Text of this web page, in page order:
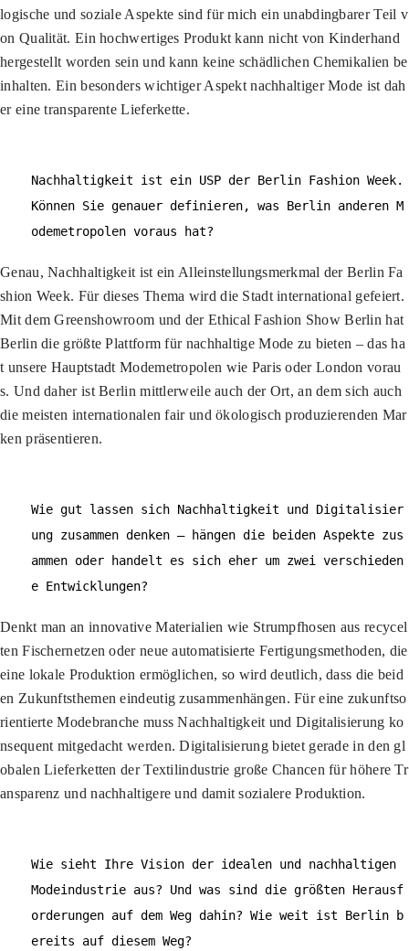
logische und soziale Aspekte sind für mich ein unabdingbarer Teil v
on Qualität. Ein hochwertiges Produkt kann nicht von Kinderhand
hergestellt worden sein und kann keine schädlichen Chemikalien be
inhalten. Ein besonders wichtiger Aspekt nachhaltiger Mode ist dah
er eine transparente Lieferkette.
Nachhaltigkeit ist ein USP der Berlin Fashion Week.
Können Sie genauer definieren, was Berlin anderen M
odemetropolen voraus hat?
Genau, Nachhaltigkeit ist ein Alleinstellungsmerkmal der Berlin Fa
shion Week. Für dieses Thema wird die Stadt international gefeiert.
Mit dem Greenshowroom und der Ethical Fashion Show Berlin hat
Berlin die größte Plattform für nachhaltige Mode zu bieten – das ha
t unsere Hauptstadt Modemetropolen wie Paris oder London vorau
s. Und daher ist Berlin mittlerweile auch der Ort, an dem sich auch
die meisten internationalen fair und ökologisch produzierenden Mar
ken präsentieren.
Wie gut lassen sich Nachhaltigkeit und Digitalisier
ung zusammen denken – hängen die beiden Aspekte zus
ammen oder handelt es sich eher um zwei verschieden
e Entwicklungen?
Denkt man an innovative Materialien wie Strumpfhosen aus recycel
ten Fischernetzen oder neue automatisierte Fertigungsmethoden, die
eine lokale Produktion ermöglichen, so wird deutlich, dass die beid
en Zukunftsthemen eindeutig zusammenhängen. Für eine zukunftso
rientierte Modebranche muss Nachhaltigkeit und Digitalisierung ko
nsequent mitgedacht werden. Digitalisierung bietet gerade in den gl
obalen Lieferketten der Textilindustrie große Chancen für höhere Tr
ansparenz und nachhaltigere und damit sozialere Produktion.
Wie sieht Ihre Vision der idealen und nachhaltigen
Modeindustrie aus? Und was sind die größten Herausf
orderungen auf dem Weg dahin? Wie weit ist Berlin b
ereits auf diesem Weg?